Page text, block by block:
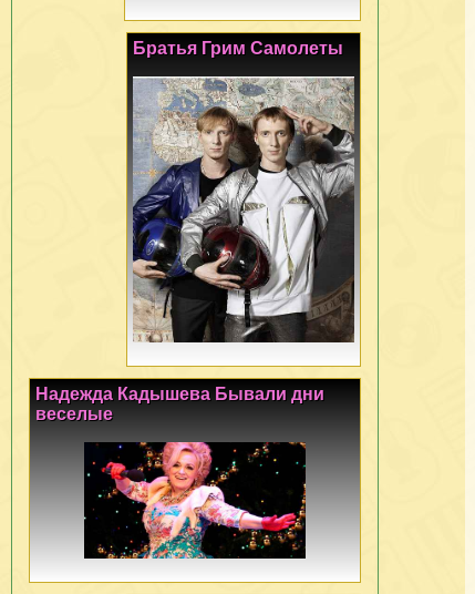
Братья Грим Самолеты
Надежда Кадышева Бывали дни
веселые